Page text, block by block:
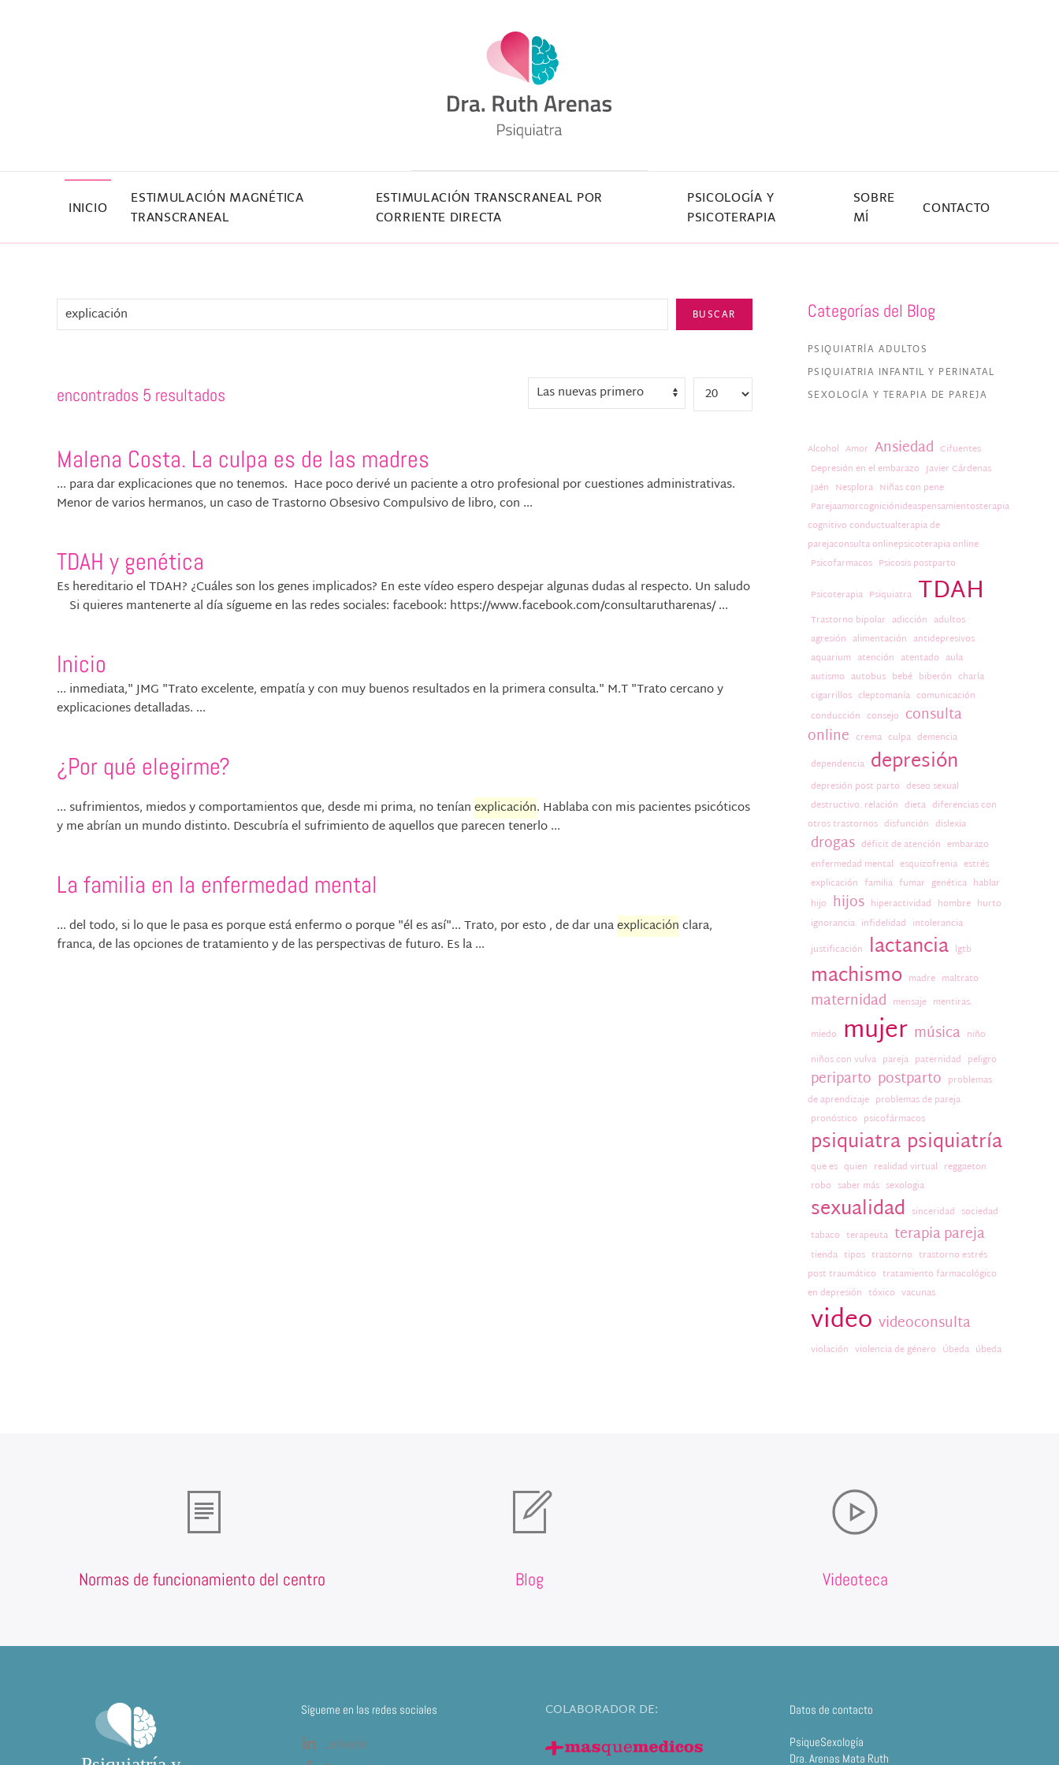
INICIO
ESTIMULACIÓN MAGNÉTICA
TRANSCRANEAL
ESTIMULACIÓN TRANSCRANEAL POR
CORRIENTE DIRECTA
PSICOLOGÍA Y
PSICOTERAPIA
SOBRE
MÍ
CONTACTO
BUSCAR
encontrados 5 resultados
Malena Costa. La culpa es de las madres
... para dar explicaciones que no tenemos. Hace poco derivé un paciente a otro profesional por cuestiones administrativas.
Menor de varios hermanos, un caso de Trastorno Obsesivo Compulsivo de libro, con ...
TDAH y genética
Es hereditario el TDAH? ¿Cuáles son los genes implicados? En este vídeo espero despejar algunas dudas al respecto. Un saludo
Si quieres mantenerte al día sígueme en las redes sociales: facebook: https://www.facebook.com/consultarutharenas/ ...
Inicio
... inmediata," JMG "Trato excelente, empatía y con muy buenos resultados en la primera consulta." M.T "Trato cercano y
explicaciones detalladas. ...
¿Por qué elegirme?
... sufrimientos, miedos y comportamientos que, desde mi prima, no teníanexplicación. Hablaba con mis pacientes psicóticos
y me abrían un mundo distinto. Descubría el sufrimiento de aquellos que parecen tenerlo ...
La familia en la enfermedad mental
... del todo, si lo que le pasa es porque está enfermo o porque "él es así"... Trato, por esto , de dar unaexplicaciónclara,
franca, de las opciones de tratamiento y de las perspectivas de futuro. Es la ...
Categorías del Blog
PSIQUIATRÍA ADULTOS
PSIQUIATRIA INFANTIL Y PERINATAL
SEXOLOGÍA Y TERAPIA DE PAREJA
Alcohol Amor Ansiedad Cifuentes
Depresión en el embarazo Javier Cárdenas
Jaén Nesplora Niñas con pene
Parejaamorcogniciónideaspensamientosterapia
cognitivo conductualterapia de
parejaconsulta onlinepsicoterapia online
Psicofarmacos Psicosis postparto
Psicoterapia Psiquiatra TDAH
Trastorno bipolar adicción adultos
agresión alimentación antidepresivos
aquarium atención atentado aula
autismo autobus bebé biberón charla
cigarrillos cleptomanía comunicación
conducción consejo consulta
online crema culpa demencia
dependencia depresión
depresión post parto deseo sexual
destructivo. relación dieta diferencias con
otros trastornos disfunción dislexia
drogas déficit de atención embarazo
enfermedad mental esquizofrenia estrés
explicación familia fumar genética hablar
hijo hijos hiperactividad hombre hurto
ignorancia infidelidad intolerancia
justificación lactancia lgtb
machismo madre maltrato
maternidad mensaje mentiras.
miedo mujer música niño
niños con vulva pareja paternidad peligro
periparto postparto problemas
de aprendizaje problemas de pareja
pronóstico psicofármacos
psiquiatra psiquiatría
que es quien realidad virtual reggaeton
robo saber más sexologia
sexualidad sinceridad sociedad
tabaco terapeuta terapia pareja
tienda tipos trastorno trastorno estrés
post traumático tratamiento farmacológico
en depresión tóxico vacunas
video videoconsulta
violación violencia de género Úbeda úbeda
Normas de funcionamiento del centro Blog Videoteca
Sígueme en las redes sociales
Linkedin
COLABORADOR DE: Datos de contacto
PsiqueSexología
Dra. Arenas Mata Ruth